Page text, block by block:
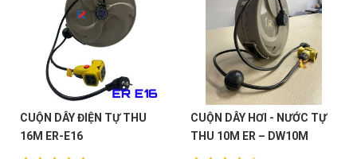
CUỘN DÂY ĐIỆN TỰ THU
16M ER-E16
CUỘN DÂY HƠI - NƯỚC TỰ
THU 10M ER – DW10M